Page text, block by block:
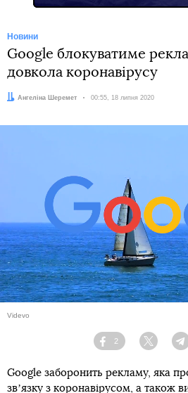
Новини
Google блокуватиме
довкола коронавірусу
Автор:
Ангеліна Шеремет Дата:
00:55, 18 липня 2020
Videvo
Facebook
2
Twitter
Google заборонить рекламу, яка
звʼязку з коронавірусом, а також